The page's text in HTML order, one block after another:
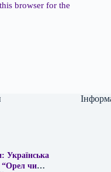
browser for the
Українська
“Орел чи